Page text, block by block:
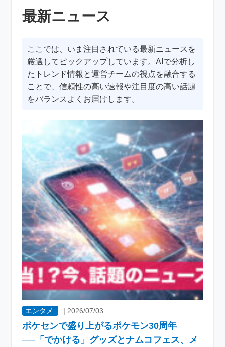
最新ニュース
ここでは、いま注目されている最新ニュースを
厳選してピックアップしています。AIで分析し
たトレンド情報と運営チームの視点を融合する
ことで、信頼性の高い速報や注目度の高い話題
をバランスよくお届けします。
エンタメ |2026/07/03
ポケセンで盛り上がるポケモン30周年
──「でかける」グッズとナムコフェス、メ